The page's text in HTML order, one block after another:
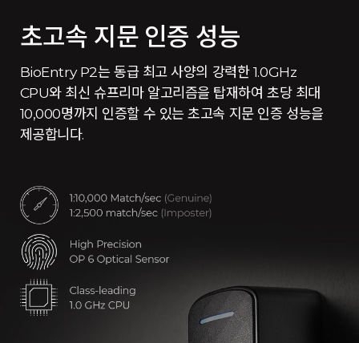
초고속 지문 인증 성능
BioEntry P2는 동급 최고 사양의 강력한 1.0GHz
CPU와 최신 슈프리마 알고리즘을 탑재하여 초당 최대
10,000명까지 인증할 수 있는 초고속 지문 인증 성능을
제공합니다.